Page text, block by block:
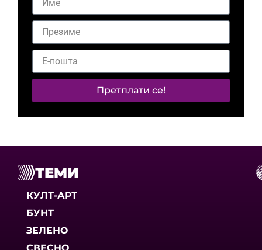
Претплати се!
ТЕМИ
КУЛТ-АРТ
БУНТ
ЗЕЛЕНО